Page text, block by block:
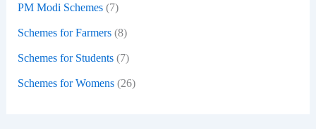
PM Modi Schemes(7)
Schemes for Farmers(8)
Schemes for Students(7)
Schemes for Womens(26)